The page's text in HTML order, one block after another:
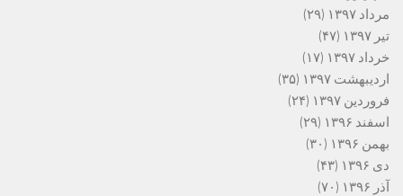
مرداد ۱۳۹۷
(۲۹)
تیر ۱۳۹۷
(۴۷)
خرداد ۱۳۹۷
(۱۷)
اردیبهشت ۱۳۹۷
(۳۵)
فروردین ۱۳۹۷
(۲۴)
اسفند ۱۳۹۶
(۲۹)
بهمن ۱۳۹۶
(۳۰)
دی ۱۳۹۶
(۴۳)
آذر ۱۳۹۶
(۷۰)